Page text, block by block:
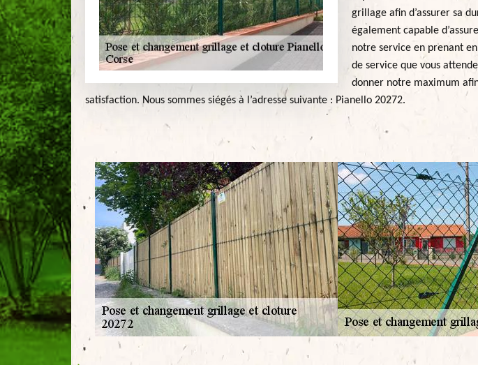
grillage afin d’assurer sa
également capable
notre service en prenant
de service que vous
donner notre maximum
satisfaction. Nous sommes siégés à l’adresse suivante : Pianello 20272.